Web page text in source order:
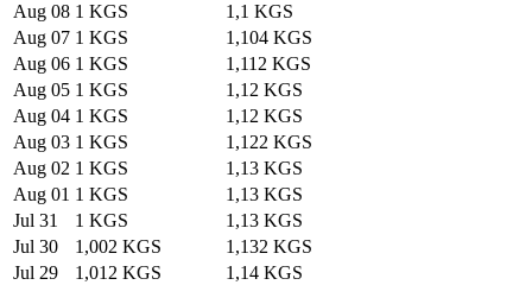
Aug 08 1 KGS
1,1 KGS
Aug 07 1 KGS
1,104 KGS
Aug 06 1 KGS
1,112 KGS
Aug 05 1 KGS
1,12 KGS
Aug 04 1 KGS
1,12 KGS
Aug 03 1 KGS
1,122 KGS
Aug 02 1 KGS
1,13 KGS
Aug 01 1 KGS
1,13 KGS
Jul 31
1 KGS
1,13 KGS
Jul 30
1,002 KGS
1,132 KGS
Jul 29
1,012 KGS
1,14 KGS